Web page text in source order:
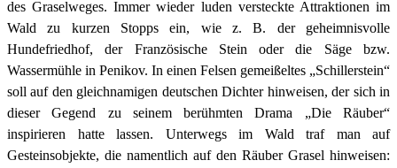
des Graselweges. Immer wieder luden versteckte Attraktionen im
Wald zu kurzen Stopps ein, wie z. B. der geheimnisvolle
Hundefriedhof, der Französische Stein oder die Säge bzw.
Wassermühle in Penikov. In einen Felsen gemeißeltes „Schillerstein“
soll auf den gleichnamigen deutschen Dichter hinweisen, der sich in
dieser Gegend zu seinem berühmten Drama „Die Räuber“
inspirieren hatte lassen. Unterwegs im Wald traf man auf
Gesteinsobjekte, die namentlich auf den Räuber Grasel hinweisen: